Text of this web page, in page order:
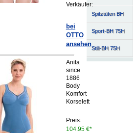
Spitztüten BH
Sport-BH 75H
Still-BH 75H
Verkäufer:
bei
OTTO
ansehen
Anita
since
1886
Body
Komfort
Korselett
Preis:
104.95 €*